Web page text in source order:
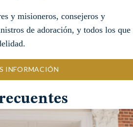
y misioneros, consejeros y
de adoración, y todos los que
INFORMACIÓN